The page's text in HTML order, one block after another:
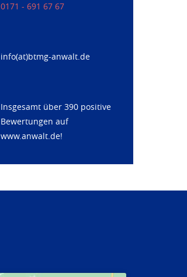
0171 - 691 67 67
info(at)btmg-anwalt.de
Insgesamt über 390 positive
Bewertungen auf
www.anwalt.de!